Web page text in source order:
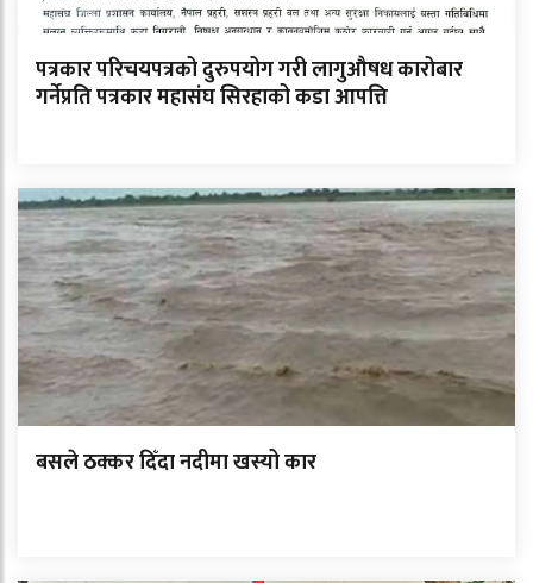
पत्रकार परिचयपत्रको दुरुपयोग गरी लागुऔषध कारोबार
गर्नेप्रति पत्रकार महासंघ सिरहाको कडा आपत्ति
बसले ठक्कर दिँदा नदीमा खस्यो कार